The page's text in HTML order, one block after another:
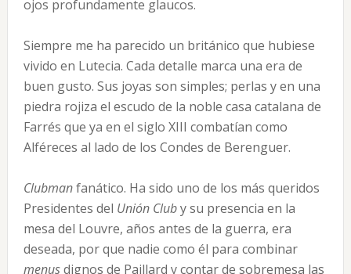
ojos profundamente glaucos.
Siempre me ha parecido un británico que hubiese
vivido en Lutecia. Cada detalle marca una era de
buen gusto. Sus joyas son simples; perlas y en una
piedra rojiza el escudo de la noble casa catalana de
Farrés que ya en el siglo XIII combatían como
Alféreces al lado de los Condes de Berenguer.
Clubmanfanático. Ha sido uno de los más queridos
Presidentes del Unión Cluby su presencia en la
mesa del Louvre, años antes de la guerra, era
deseada, por que nadie como él para combinar
menusdignos de Paillard y contar de sobremesa las